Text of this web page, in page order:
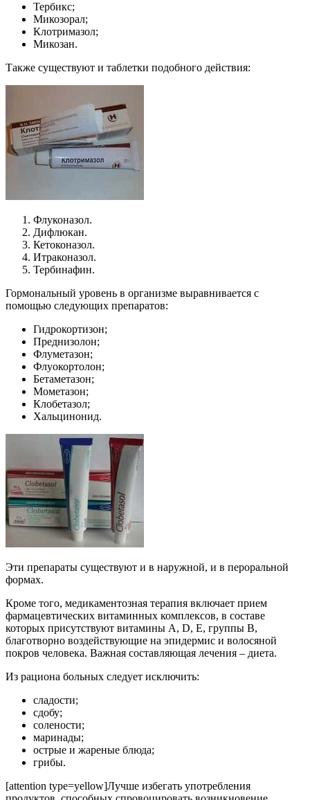
Тербикс;
Микозорал;
Клотримазол;
Микозан.
Также существуют и таблетки подобного действия:
Флуконазол.
Дифлюкан.
Кетоконазол.
Итраконазол.
Тербинафин.
Гормональный уровень в организме выравнивается с
помощью следующих препаратов:
Гидрокортизон;
Преднизолон;
Флуметазон;
Флуокортолон;
Бетаметазон;
Мометазон;
Клобетазол;
Хальцинонид.
Эти препараты существуют и в наружной, и в пероральной
формах.
Кроме того, медикаментозная терапия включает прием
фармацевтических витаминных комплексов, в составе
которых присутствуют витамины A, D, E, группы B,
благотворно воздействующие на эпидермис и волосяной
покров человека. Важная составляющая лечения – диета.
Из рациона больных следует исключить:
сладости;
сдобу;
солености;
маринады;
острые и жареные блюда;
грибы.
[attention type=yellow]Лучше избегать употребления